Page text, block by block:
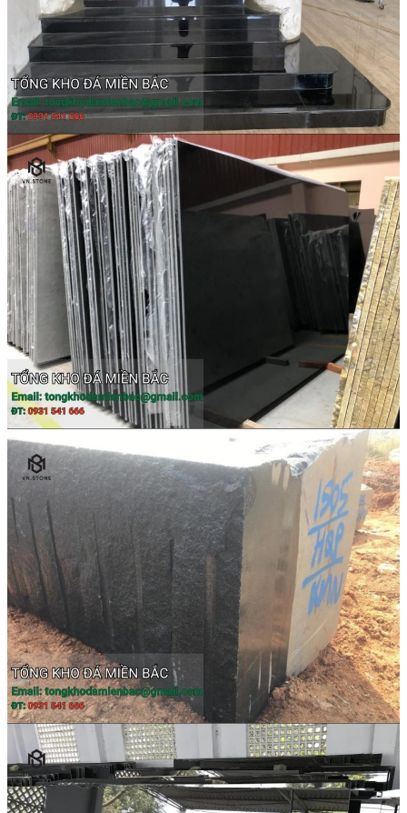
Đá Marble Màu Trắng
Đá Marble Màu Xanh
Đá Ốp
Đá Ốp Bàn Bếp Nhân Tạo​
Đá Ốp Mộ
Đá Ốp Cột
Đá Ốp Thang Máy
Đá Ốp Bếp
Đá Ốp Bếp Tự Nhiên
Tranh đá
Tranh Đá Marble Đối Xứng
Tranh Đá Thạch Anh Đối Xứng
Tranh Đá Sơn Thủy Xuyên Sáng
Tranh Đá Granite Đối Xứng
Tranh Đá Xuyên Sáng Onyx
Đá Nội Thất
Chậu Lavabo Đá
Mặt Bàn Lavabo Đá
Đá Bàn Bếp Cao Cấp
Đá Ốp Bếp Tự Nhiên
Các Loại Đá Khác
Kính Màu Ốp Bếp
Mặt Hàng nhập khẩu Container
Vách Tivi ỐP Đá Cao Cấp
Đá Mosaic